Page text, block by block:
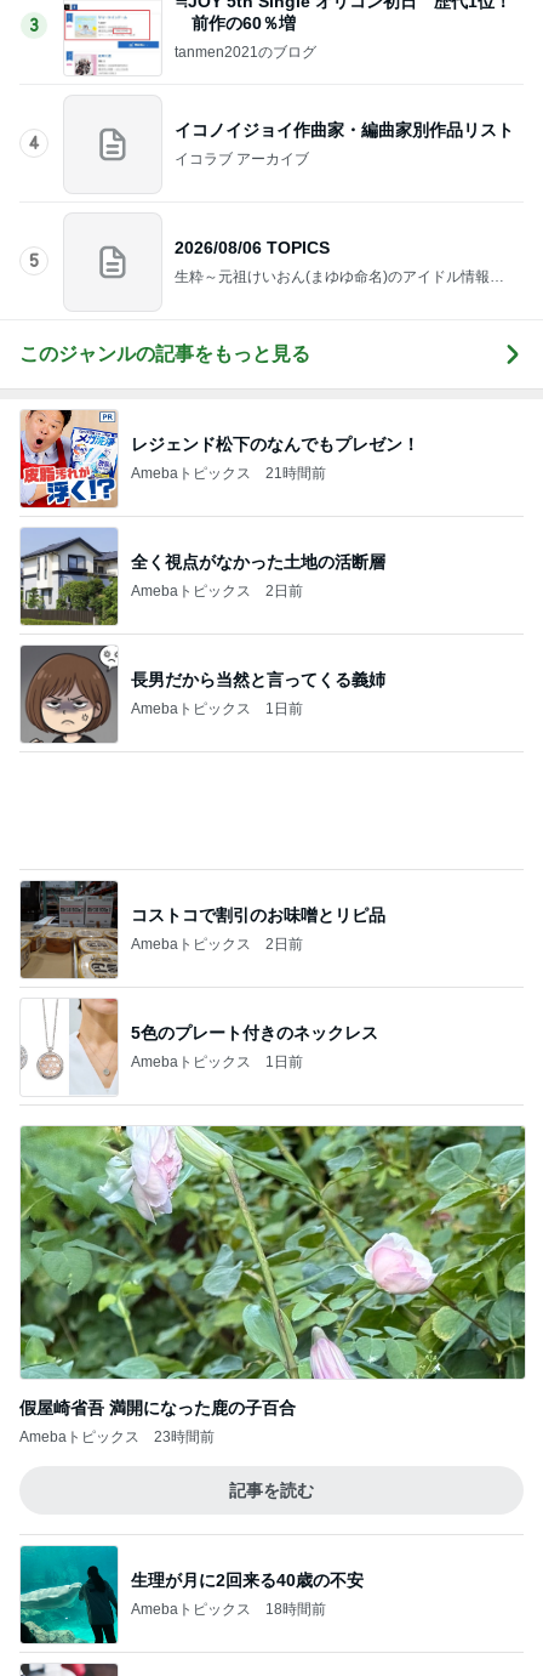
4
イコノイジョイ作曲家・編曲家別作品リスト
5
2026/08/06 TOPICS
生粋～元祖けいおん(まゆゆ命名)のアイドル情報ブ
Amebaトピックス 21時間前
全く視点がなかった土地の活断層
Amebaトピックス 2日前
長男だから当然と言ってくる義姉
Amebaトピックス 1日前
5色のプレート付きのネックレス
Amebaトピックス 1日前
假屋崎省吾 満開になった鹿の子百合
Amebaトピックス 23時間前
記事を読む
Amebaトピックス 18時間前
翌朝に謎が解けた義兄からの写真
Amebaトピックス 1日前